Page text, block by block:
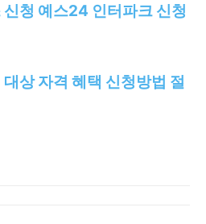
청 예스24 인터파크 신청
상 자격 혜택 신청방법 절